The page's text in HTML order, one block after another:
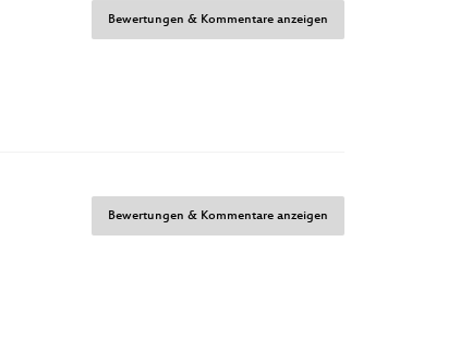
Bewertungen & Kommentare anzeigen
Bewertungen & Kommentare anzeigen